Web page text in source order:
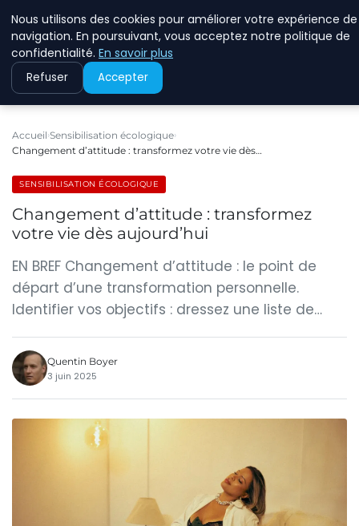
Accueil Sensibilisation écologique
Changement d’attitude : transformez votre vie dès…
SENSIBILISATION ÉCOLOGIQUE
Changement d’attitude : transformez
votre vie dès aujourd’hui
EN BREF Changement d’attitude : le point de
départ d’une transformation personnelle.
Identifier vos objectifs : dressez une liste de…
Quentin Boyer
3 juin 2025
Nous utilisons des cookies pour améliorer votre expérience de
navigation. En poursuivant, vous acceptez notre politique de
confidentialité. En savoir plus
Refuser Accepter